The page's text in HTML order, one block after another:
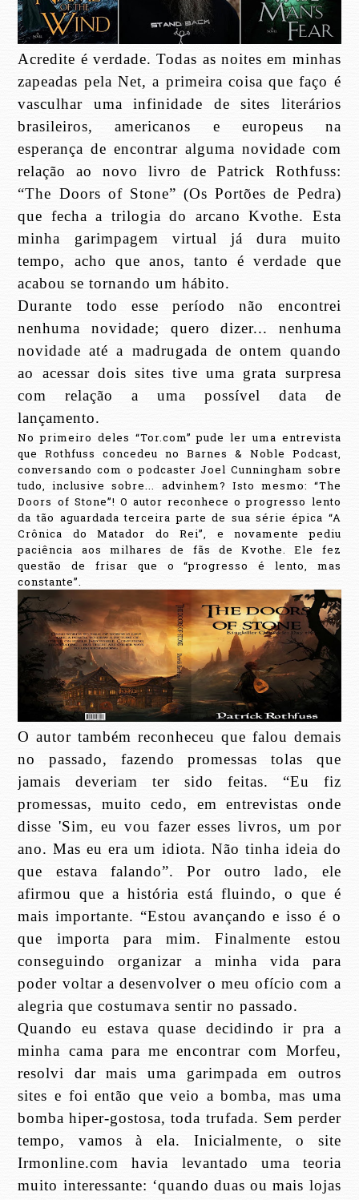
Acredite é verdade. Todas as noites em minhas
zapeadas pela Net, a primeira coisa que faço é
vasculhar uma infinidade de sites literários
brasileiros, americanos e europeus na
esperança de encontrar alguma novidade com
relação ao novo livro de Patrick Rothfuss:
“The Doors of Stone” (Os Portões de Pedra)
que fecha a trilogia do arcano Kvothe. Esta
minha garimpagem virtual já dura muito
tempo, acho que anos, tanto é verdade que
acabou se tornando um hábito.
Durante todo esse período não encontrei
nenhuma novidade; quero dizer... nenhuma
novidade até a madrugada de ontem quando
ao acessar dois sites tive uma grata surpresa
com relação a uma possível data de
lançamento.
No primeiro deles “Tor.com” pude ler uma entrevista
que Rothfuss concedeu no Barnes & Noble Podcast,
conversando com o podcaster Joel Cunningham sobre
tudo, inclusive sobre... advinhem? Isto mesmo: “The
Doors of Stone”! O autor reconhece o progresso lento
da tão aguardada terceira parte de sua série épica “A
Crônica do Matador do Rei”, e novamente pediu
paciência aos milhares de fãs de Kvothe. Ele fez
questão de frisar que o “progresso é lento, mas
constante”.
O autor também reconheceu que falou demais
no passado, fazendo promessas tolas que
jamais deveriam ter sido feitas. “Eu fiz
promessas, muito cedo, em entrevistas onde
disse 'Sim, eu vou fazer esses livros, um por
ano. Mas eu era um idiota. Não tinha ideia do
que estava falando”. Por outro lado, ele
afirmou que a história está fluindo, o que é
mais importante. “Estou avançando e isso é o
que importa para mim. Finalmente estou
conseguindo organizar a minha vida para
poder voltar a desenvolver o meu ofício com a
alegria que costumava sentir no passado.
Quando eu estava quase decidindo ir pra a
minha cama para me encontrar com Morfeu,
resolvi dar mais uma garimpada em outros
sites e foi então que veio a bomba, mas uma
bomba hiper-gostosa, toda trufada. Sem perder
tempo, vamos à ela. Inicialmente, o site
Irmonline.com havia levantado uma teoria
muito interessante: ‘quando duas ou mais lojas